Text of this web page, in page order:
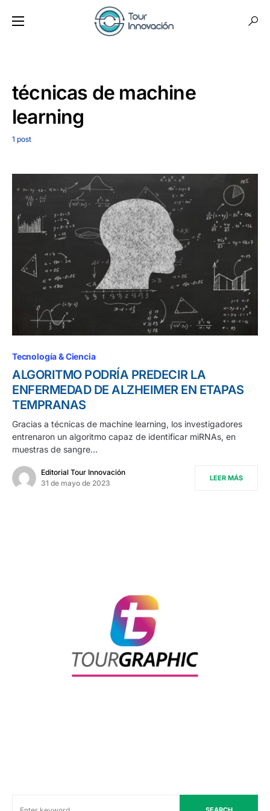
técnicas de machine
learning
1 post
Tecnología & Ciencia
ALGORITMO PODRÍA PREDECIR LA
ENFERMEDAD DE ALZHEIMER EN ETAPAS
TEMPRANAS
Gracias a técnicas de machine learning, los investigadores
entrenaron un algoritmo capaz de identificar miRNAs, en
muestras de sangre…
Editorial Tour Innovación
31 de mayo de 2023
LEER MÁS